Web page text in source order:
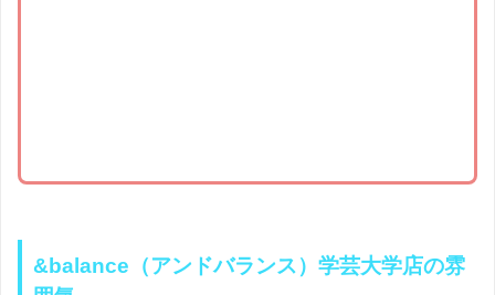
&balance（アンドバランス）学芸大学店の雰